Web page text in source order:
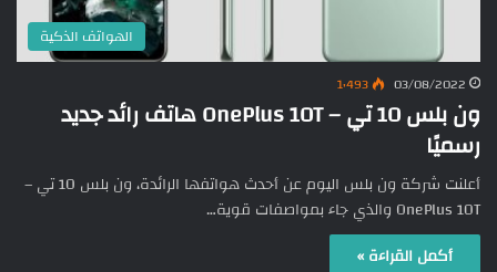
الهواتف الذكية
03/08/2022 1٬493
ون بلس 10 تي – OnePlus 10T هاتف رائد جديد
رسميًا
أعلنت شركة ون بلس اليوم عن أحدث هواتفها الرائدة، ون بلس 10 تي –
OnePlus 10T والذي جاء بمواصفات قوية…
أكمل القراءة »